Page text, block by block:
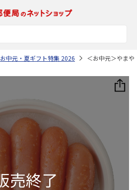
お中元・夏ギフト特集 2026 ＜お中元＞やま